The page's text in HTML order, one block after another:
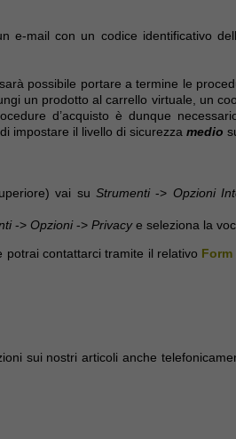
e-mail con un codice identificativo
possibile portare a termine le
un prodotto al carrello virtuale, un
d’acquisto è dunque
impostare il livello di sicurezza medio
vai su Strumenti-> Opzioni
-> Opzioni-> Privacye seleziona la
potrai contattarci tramite il relativo Form
sui nostri articoli anche